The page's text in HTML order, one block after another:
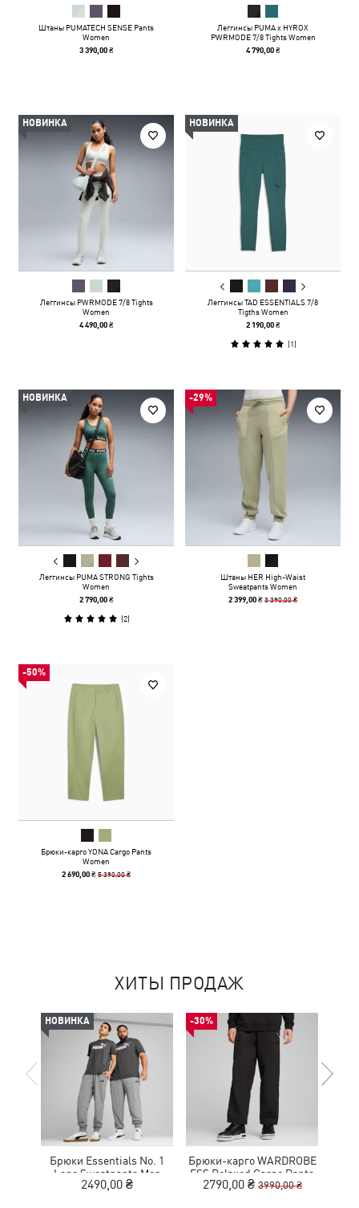
Штаны PUMATECH SENSE Pants
Women
3 390,00 ₴
Леггинсы PUMA x HYROX
PWRMODE 7/8 Tights Women
4 790,00 ₴
НОВИНКА
Леггинсы PWRMODE 7/8 Tights
Women
4 490,00 ₴
НОВИНКА
Леггинсы TAD ESSENTIALS 7/8
Tigths Women
2 190,00 ₴
(1)
НОВИНКА
Леггинсы PUMA STRONG Tights
Women
2 790,00 ₴
(2)
-29%
Штаны HER High-Waist
Sweatpants Women
2 399,00 ₴3 390,00 ₴
-50%
Брюки-карго YONA Cargo Pants
Women
2 690,00 ₴5 390,00 ₴
ХИТЫ ПРОДАЖ
НОВИНКА
Брюки Essentials No. 1
Logo Sweatpants Men
2490,00 ₴
-30%
Брюки-карго WARDROBE
ESS Relaxed Cargo Pants
Men
2790,00 ₴ 3990,00 ₴